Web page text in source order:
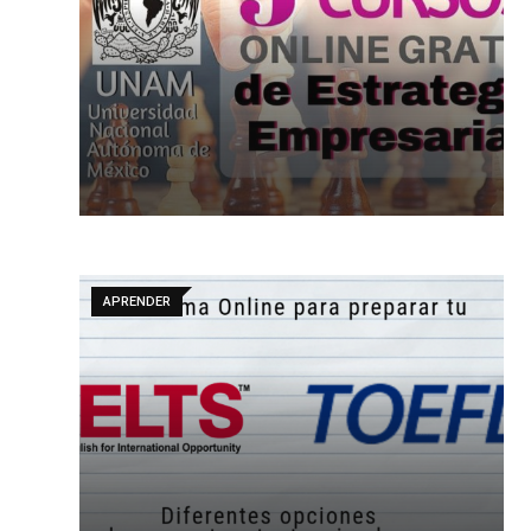
APRENDER